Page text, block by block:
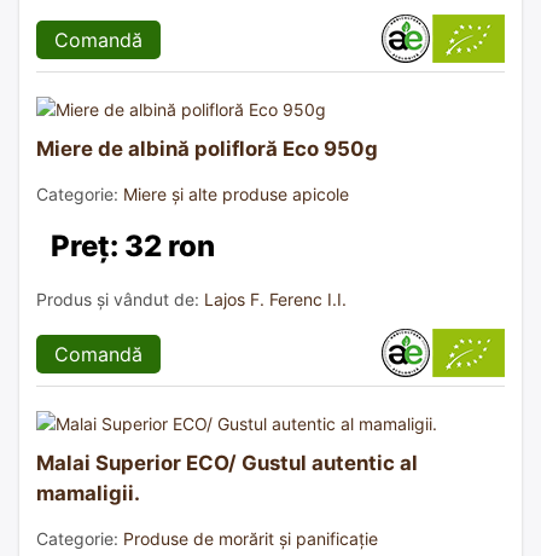
Comandă
Miere de albină polifloră Eco 950g
Categorie: Miere și alte produse apicole
Preț: 32 ron
Produs și vândut de: Lajos F. Ferenc I.I.
Comandă
Malai Superior ECO/ Gustul autentic al
mamaligii.
Categorie: Produse de morărit și panificație